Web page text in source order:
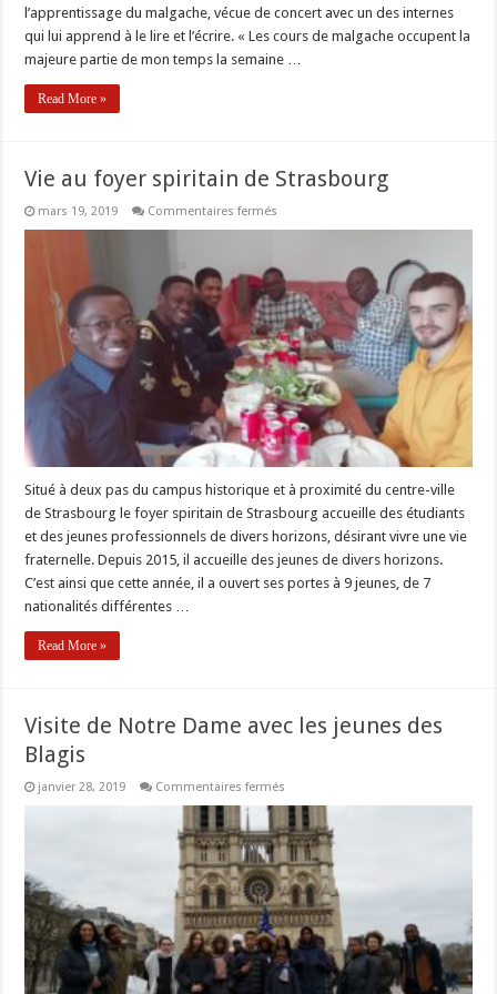
l’apprentissage du malgache, vécue de concert avec un des internes
qui lui apprend à le lire et l’écrire. « Les cours de malgache occupent la
majeure partie de mon temps la semaine …
Read More »
Vie au foyer spiritain de Strasbourg
mars 19, 2019 Commentaires fermés
spiritain
de
Strasbourg
Situé à deux pas du campus historique et à proximité du centre-ville
de Strasbourg le foyer spiritain de Strasbourg accueille des étudiants
et des jeunes professionnels de divers horizons, désirant vivre une vie
fraternelle. Depuis 2015, il accueille des jeunes de divers horizons.
C’est ainsi que cette année, il a ouvert ses portes à 9 jeunes, de 7
nationalités différentes …
Read More »
Visite de Notre Dame avec les jeunes des
Blagis
janvier 28, 2019 Commentaires fermés
de
Notre
Dame
avec
les
jeunes
des
Blagis